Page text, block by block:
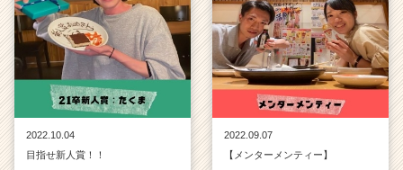
2022.10.04
目指せ新人賞！！
2022.09.07
【メンターメンティー】